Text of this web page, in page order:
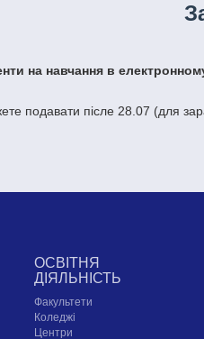
на навчання в
подавати післе 28.07 (для
ОСВІТНЯ
ДІЯЛЬНІСТЬ
Факультети
Коледжі
Центри